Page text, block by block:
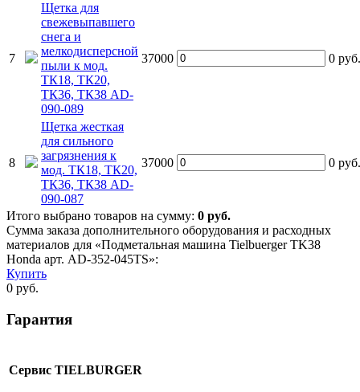
7
Щетка для
свежевыпавшего
снега и
мелкодисперсной
пыли к мод.
ТК18, ТК20,
ТК36, ТК38 AD-
090-089
37000 0 руб.
8
Щетка жесткая
для сильного
загрязнения к
мод. ТК18, ТК20,
ТК36, ТК38 AD-
090-087
37000 0 руб.
Итого выбрано товаров на сумму: 0 руб.
Сумма заказа дополнительного оборудования и расходных
материалов для «Подметальная машина Tielbuerger TK38
Honda арт. AD-352-045TS»:
Купить
0 руб.
Гарантия
Сервис TIELBURGER